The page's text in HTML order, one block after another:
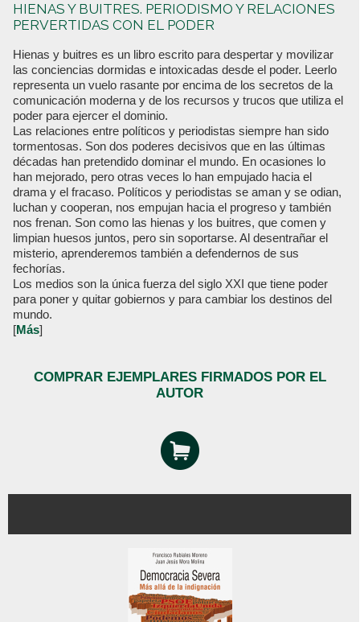
HIENAS Y BUITRES. PERIODISMO Y RELACIONES
PERVERTIDAS CON EL PODER
Hienas y buitres es un libro escrito para despertar y movilizar
las conciencias dormidas e intoxicadas desde el poder. Leerlo
representa un vuelo rasante por encima de los secretos de la
comunicación moderna y de los recursos y trucos que utiliza el
poder para ejercer el dominio.
Las relaciones entre políticos y periodistas siempre han sido
tormentosas. Son dos poderes decisivos que en las últimas
décadas han pretendido dominar el mundo. En ocasiones lo
han mejorado, pero otras veces lo han empujado hacia el
drama y el fracaso. Políticos y periodistas se aman y se odian,
luchan y cooperan, nos empujan hacia el progreso y también
nos frenan. Son como las hienas y los buitres, que comen y
limpian huesos juntos, pero sin soportarse. Al desentrañar el
misterio, aprenderemos también a defendernos de sus
fechorías.
Los medios son la única fuerza del siglo XXI que tiene poder
para poner y quitar gobiernos y para cambiar los destinos del
mundo.
[Más]
COMPRAR EJEMPLARES FIRMADOS POR EL
AUTOR